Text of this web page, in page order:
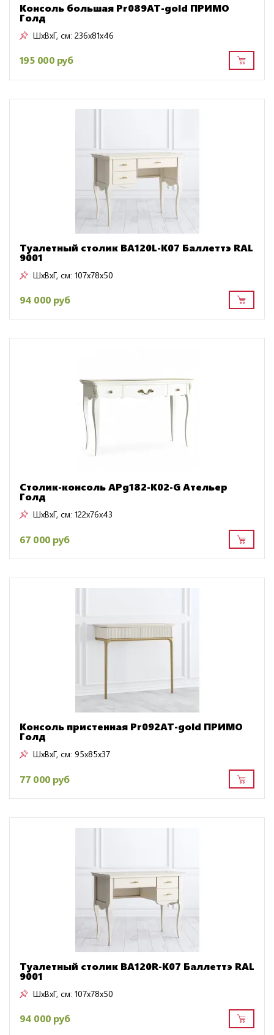
Консоль большая Pr089AT-gold ПРИМО
Голд
ШxВxГ, см: 236x81x46
195 000 руб
Туалетный столик BA120L-K07 Баллеттэ RAL
9001
ШxВxГ, см: 107x78x50
94 000 руб
Столик-консоль APg182-K02-G Ательер
Голд
ШxВxГ, см: 122x76x43
67 000 руб
Консоль пристенная Pr092AT-gold ПРИМО
Голд
ШxВxГ, см: 95x85x37
77 000 руб
Туалетный столик BA120R-K07 Баллеттэ RAL
9001
ШxВxГ, см: 107x78x50
94 000 руб